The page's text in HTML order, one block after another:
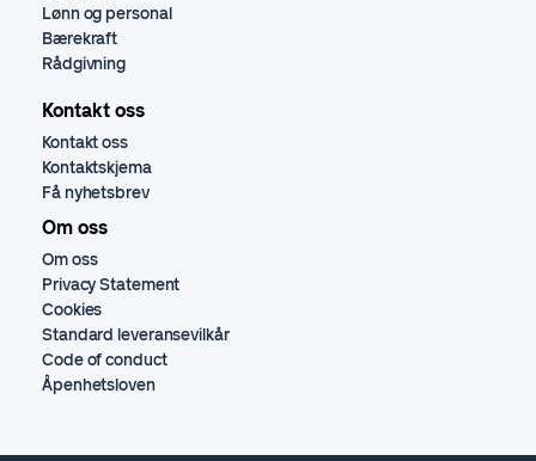
Lønn og personal
Bærekraft
Rådgivning
Kontakt oss
Kontakt oss
Kontaktskjema
Få nyhetsbrev
Om oss
Om oss
Privacy Statement
Cookies
Standard leveransevilkår
Code of conduct
Åpenhetsloven